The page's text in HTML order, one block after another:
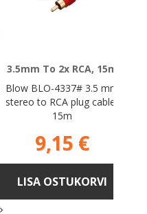
3.5mm To 2x RCA, 15m
Blow BLO-4337# 3.5 mm
stereo to RCA plug cable,
15m
Hind
9,15 €
LISA OSTUKORVI